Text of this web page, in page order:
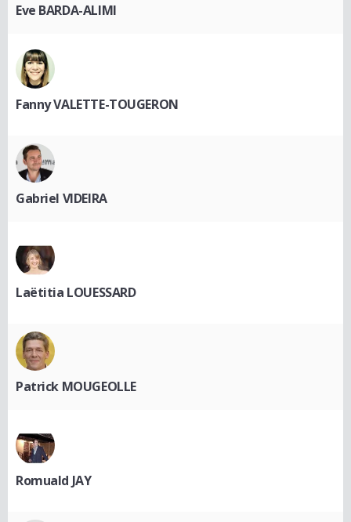
Eve BARDA-ALIMI
Fanny VALETTE-TOUGERON
Gabriel VIDEIRA
Laëtitia LOUESSARD
Patrick MOUGEOLLE
Romuald JAY